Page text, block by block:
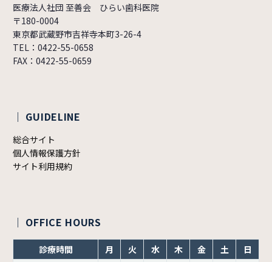
医療法人社団 至善会 ひらい歯科医院
〒180-0004
東京都武蔵野市吉祥寺本町3-26-4
TEL：0422-55-0658
FAX：0422-55-0659
｜ GUIDELINE
総合サイト
個人情報保護方針
サイト利用規約
｜ OFFICE HOURS
診療時間 月 火 水 木 金 土
日